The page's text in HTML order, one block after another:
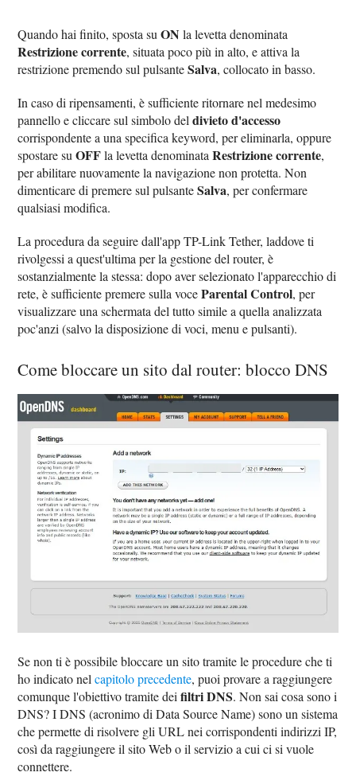
Quando hai finito, sposta suON la levetta denominata
Restrizione corrente, situata poco più in alto, e attiva la
restrizione premendo sul pulsanteSalva, collocato in basso.
In caso di ripensamenti, è sufficiente ritornare nel medesimo
pannello e cliccare sul simbolo deldivieto d'accesso
corrispondente a una specifica keyword, per eliminarla, oppure
spostare suOFFla levetta denominataRestrizione corrente,
per abilitare nuovamente la navigazione non protetta. Non
dimenticare di premere sul pulsanteSalva, per confermare
qualsiasi modifica.
La procedura da seguire dall'app TP-Link Tether, laddove ti
rivolgessi a quest'ultima per la gestione del router, è
sostanzialmente la stessa: dopo aver selezionato l'apparecchio di
rete, è sufficiente premere sulla voceParental Control, per
visualizzare una schermata del tutto simile a quella analizzata
poc'anzi (salvo la disposizione di voci, menu e pulsanti).
Come bloccare un sito dal router: blocco DNS
Se non ti è possibile bloccare un sito tramite le procedure che ti
ho indicato nelcapitolo precedente, puoi provare a raggiungere
comunque l'obiettivo tramite deifiltri DNS. Non sai cosa sono i
DNS? I DNS (acronimo di Data Source Name) sono un sistema
che permette di risolvere gli URL nei corrispondenti indirizzi IP,
così da raggiungere il sito Web o il servizio a cui ci si vuole
connettere.